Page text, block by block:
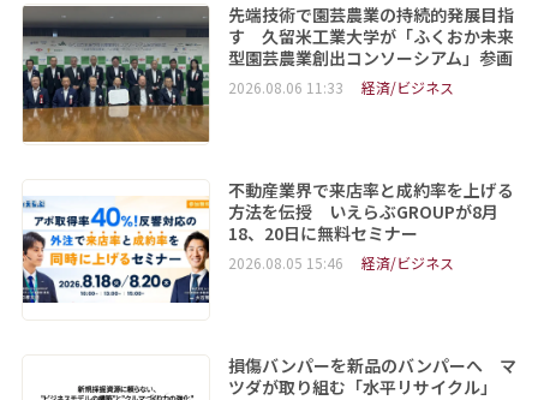
先端技術で園芸農業の持続的発展目指
す 久留米工業大学が「ふくおか未来
型園芸農業創出コンソーシアム」参画
2026.08.06 11:33 経済/ビジネス
不動産業界で来店率と成約率を上げる
方法を伝授 いえらぶGROUPが8月
18、20日に無料セミナー
2026.08.05 15:46 経済/ビジネス
損傷バンパーを新品のバンパーへ マ
ツダが取り組む「水平リサイクル」